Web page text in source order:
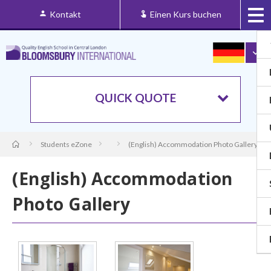
Kontakt Einen Kurs buchen
QUICK QUOTE
Students eZone (English) Accommodation Photo Gallery
(English) Accommodation
Photo Gallery